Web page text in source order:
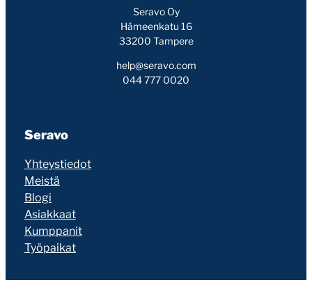
Seravo Oy
Hämeenkatu 16
33200 Tampere
help@seravo.com
044 777 0020
Seravo
Yhteystiedot
Meistä
Blogi
Asiakkaat
Kumppanit
Työpaikat